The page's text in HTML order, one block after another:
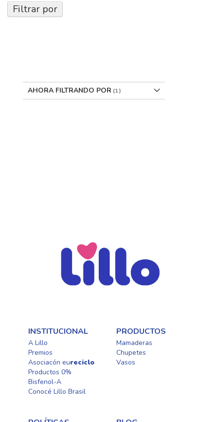
Filtrar por
AHORA FILTRANDO POR
INSTITUCIONAL
A Lillo
Premios
Asociacón eureciclo
Productos 0%
Bisfenol-A
Conocé Lillo Brasil
PRODUCTOS
Mamaderas
Chupetes
Vasos